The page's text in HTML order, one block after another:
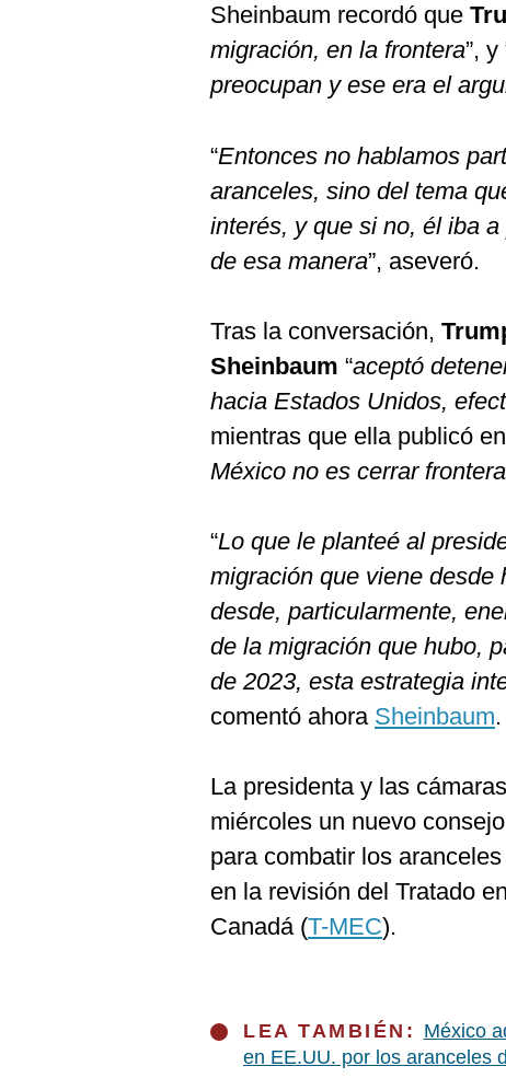
Sheinbaum recordó que
migración, en la frontera”, y
preocupan y ese era el
“Entonces no hablamos
aranceles, sino del tema
interés, y que si no, él iba
de esa manera”, aseveró.
Tras la conversación,
Sheinbaum “aceptó
hacia Estados Unidos,
mientras que ella publicó
México no es cerrar
“Lo que le planteé al
migración que viene desde
desde, particularmente,
de la migración que hubo,
de 2023, esta estrategia
comentó ahora Sheinbaum.
La presidenta y las
miércoles un nuevo
para combatir los
en la revisión del Tratado
Canadá (T-MEC).
LEA TAMBIÉN: México
en EE.UU. por los aranceles